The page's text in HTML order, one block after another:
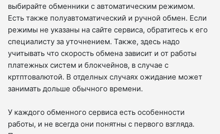
выбирайте обменники с автоматическим режимом.
Есть также полуавтоматический и ручной обмен. Если
режимы не указаны на сайте сервиса, обратитесь к его
специалисту за уточнением. Также, здесь надо
учитывать что скорость обмена зависит и от работы
платежных систем и блокчейнов, в случае с
кртптовалютой. В отделных случаях ожидание может
занимать дольше обычного времени.
У каждого обменного сервиса есть особенности
работы, и не всегда они понятны с первого взгляда.